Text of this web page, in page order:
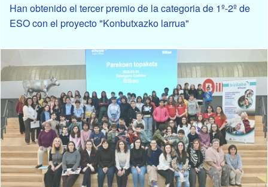
Han obtenido el tercer premio de la categoria de 1º-2º de
ESO con el proyecto "Konbutxazko larrua"